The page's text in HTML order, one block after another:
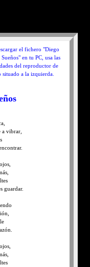
el fichero "Diego
en tu PC, usa las
del reproductor de
situado a la izquierda.
a vibrar,
guardar.